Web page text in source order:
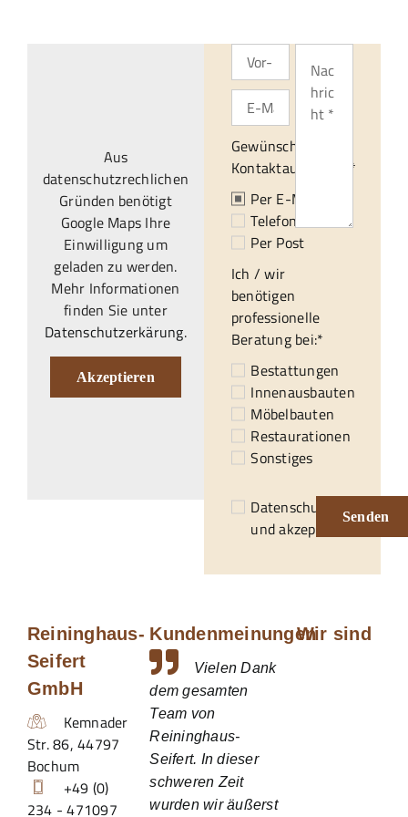
Aus
datenschutzrechlichen
Gründen benötigt
Google Maps Ihre
Einwilligung um
geladen zu werden.
Mehr Informationen
finden Sie unter
Datenschutzerkärung.
Akzeptieren
Gewünschte
Kontaktaufnahme:*
Per E-Mail
Telefonisch
Per Post
Ich / wir
benötigen
professionelle
Beratung bei:*
Bestattungen
Innenausbauten
Möbelbauten
Restaurationen
Sonstiges
Datenschutzerklärung
und akzeptiert.*
Senden
Reininghaus-
Seifert
GmbH
Kemnader
Str. 86,44797
Bochum
+49 (0)
234 - 471097
Kundenmeinungen
Vielen Dank
dem gesamten
Team von
Reininghaus-
Seifert. In dieser
schweren Zeit
wurden wir äußerst
Wir sind